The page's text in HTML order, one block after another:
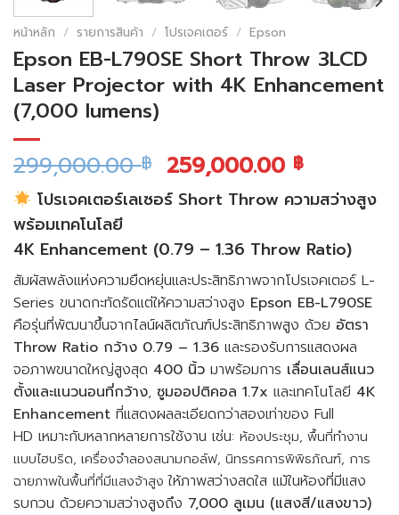
หน้าหลัก / รายการสินค้า / โปรเจคเตอร์ / Epson
Epson EB-L790SE Short Throw 3LCD
Laser Projector with 4K Enhancement
(7,000 lumens)
299,000.00฿ 259,000.00 ฿
โปรเจคเตอร์เลเซอร์ Short Throw ความสว่างสูง
พร้อมเทคโนโลยี
4K Enhancement (0.79 – 1.36 Throw Ratio)
สัมผัสพลังแห่งความยืดหยุ่นและประสิทธิภาพจากโปรเจคเตอร์ L-
Series ขนาดกะทัดรัดแต่ให้ความสว่างสูง Epson EB-L790SE
คือรุ่นที่พัฒนาขึ้นจากไลน์ผลิตภัณฑ์ประสิทธิภาพสูง ด้วย อัตรา
Throw Ratio กว้าง 0.79 – 1.36 และรองรับการแสดงผล
จอภาพขนาดใหญ่สูงสุด 400 นิ้ว มาพร้อมการ เลื่อนเลนส์แนว
ตั้งและแนวนอนที่กว้าง, ซูมออปติคอล 1.7x และเทคโนโลยี 4K
Enhancement ที่แสดงผลละเอียดกว่าสองเท่าของ Full
HD เหมาะกับหลากหลายการใช้งาน เช่น: ห้องประชุม, พื้นที่ทำงาน
แบบไฮบริด, เครื่องจำลองสนามกอล์ฟ, นิทรรศการพิพิธภัณฑ์, การ
ฉายภาพในพื้นที่ที่มีแสงจ้าสูงให้ภาพสว่างสดใส แม้ในห้องที่มีแสง
รบกวน ด้วยความสว่างสูงถึง 7,000 ลูเมน (แสงสี/แสงขาว)